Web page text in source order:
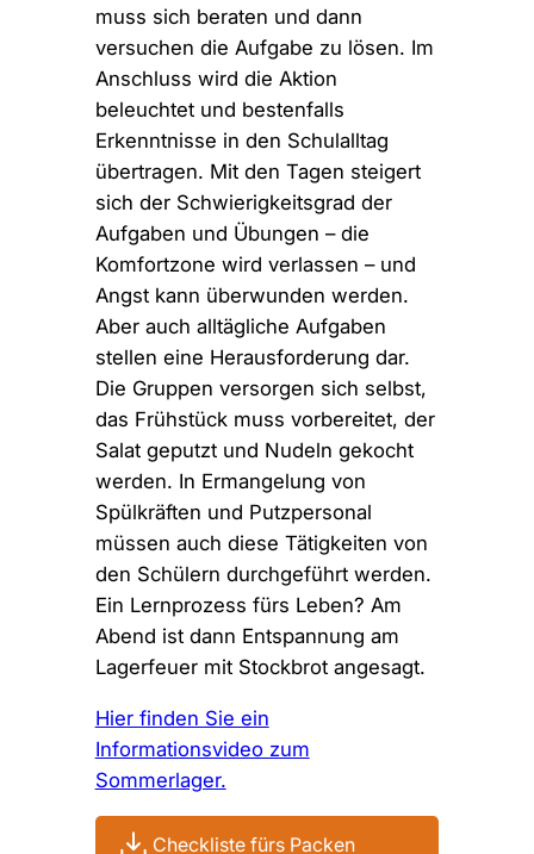
muss sich beraten und dann
versuchen die Aufgabe zu lösen. Im
Anschluss wird die Aktion
beleuchtet und bestenfalls
Erkenntnisse in den Schulalltag
übertragen. Mit den Tagen steigert
sich der Schwierigkeitsgrad der
Aufgaben und Übungen – die
Komfortzone wird verlassen – und
Angst kann überwunden werden.
Aber auch alltägliche Aufgaben
stellen eine Herausforderung dar.
Die Gruppen versorgen sich selbst,
das Frühstück muss vorbereitet, der
Salat geputzt und Nudeln gekocht
werden. In Ermangelung von
Spülkräften und Putzpersonal
müssen auch diese Tätigkeiten von
den Schülern durchgeführt werden.
Ein Lernprozess fürs Leben? Am
Abend ist dann Entspannung am
Lagerfeuer mit Stockbrot angesagt.
Hier finden Sie ein
Informationsvideo zum
Sommerlager.
download Checkliste fürs Packen